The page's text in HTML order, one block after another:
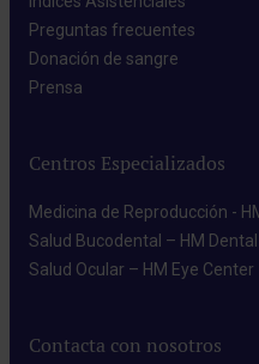
Preguntas frecuentes​
Donación de sangre​
Prensa​
Centros Especializados
Medicina de Reproducción -
Salud Bucodental – HM
Salud Ocular – HM Eye Center​
Contacta con nosotros